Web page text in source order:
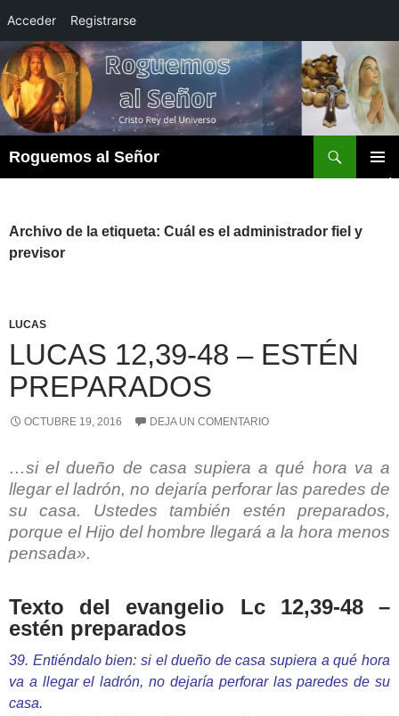
Acceder
Registrarse
Saltar
al
contenido
Roguemos al Señor
Archivo de la etiqueta: Cuál es el administrador fiel y
previsor
LUCAS
LUCAS 12,39-48 – ESTÉN
PREPARADOS
OCTUBRE 19, 2016 DEJA UN COMENTARIO
…si el dueño de casa supiera a qué hora va a
llegar el ladrón, no dejaría perforar las paredes de
su casa. Ustedes también estén preparados,
porque el Hijo del hombre llegará a la hora menos
pensada».
Texto del evangelio Lc 12,39-48 –
estén preparados
39. Entiéndalo bien: si el dueño de casa supiera a qué hora
va a llegar el ladrón, no dejaría perforar las paredes de su
casa.